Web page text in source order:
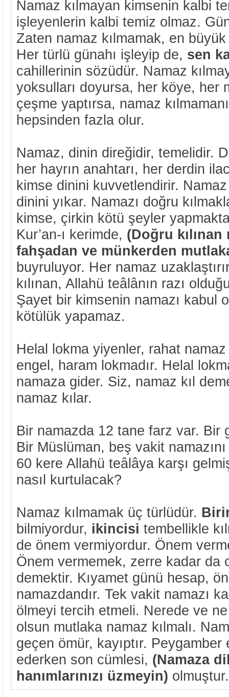
Namaz kılmayan kimsenin kalbi
işleyenlerin kalbi temiz olmaz.
Zaten namaz kılmamak, en
Her türlü günahı işleyip de, sen
cahillerinin sözüdür. Namaz
yoksulları doyursa, her köye, her
çeşme yaptırsa, namaz
hepsinden fazla olur.
Namaz, dinin direğidir, temelidir.
her hayrın anahtarı, her derdin
kimse dinini kuvvetlendirir.
dinini yıkar. Namazı doğru
kimse, çirkin kötü şeyler
Kur’an-ı kerimde, (Doğru kılınan
fahşadan ve münkerden
buyruluyor. Her namaz
kılınan, Allahü teâlânın razı
Şayet bir kimsenin namazı kabul
kötülük yapamaz.
Helal lokma yiyenler, rahat
engel, haram lokmadır. Helal
namaza gider. Siz, namaz kıl
namaz kılar.
Bir namazda 12 tane farz var. Bir
Bir Müslüman, beş vakit
60 kere Allahü teâlâya karşı
nasıl kurtulacak?
Namaz kılmamak üç türlüdür.
bilmiyordur, ikincisi tembellikle
de önem vermiyordur. Önem
Önem vermemek, zerre kadar da
demektir. Kıyamet günü hesap,
namazdandır. Tek vakit namazı
ölmeyi tercih etmeli. Nerede ve
olsun mutlaka namaz kılmalı.
geçen ömür, kayıptır.
ederken son cümlesi, (Namaza
hanımlarınızı üzmeyin) olmuştur.